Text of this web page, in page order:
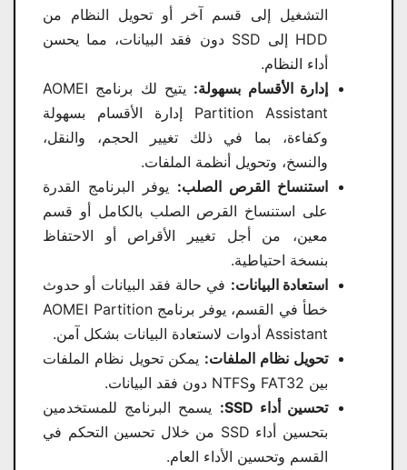
التشغيل إلى قسم آخر أو تحويل النظام من
HDD إلى SSD دون فقد البيانات، مما يحسن
أداء النظام.
إدارة الأقسام بسهولة:
يتيح لك برنامج AOMEI
Partition Assistant إدارة الأقسام بسهولة
وكفاءة، بما في ذلك تغيير الحجم، والنقل،
والنسخ، وتحويل أنظمة الملفات.
استنساخ القرص الصلب: يوفر البرنامج القدرة
على استنساخ القرص الصلب بالكامل أو قسم
معين، من أجل تغيير الأقراص أو الاحتفاظ
بنسخة احتياطية.
استعادة البيانات: في حالة فقد البيانات أو حدوث
خطأ في القسم، يوفر برنامج AOMEI Partition
Assistant أدوات لاستعادة البيانات بشكل آمن.
تحويل نظام الملفات: يمكن تحويل نظام الملفات
بين FAT32 وNTFS دون فقد البيانات.
تحسين أداء SSD:
يسمح البرنامج للمستخدمين
بتحسين أداء SSD من خلال تحسين التحكم في
القسم وتحسين الأداء العام.